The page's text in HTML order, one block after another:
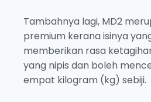
Tambahnya lagi, MD2
premium kerana isinya
memberikan rasa
yang nipis dan boleh
empat kilogram (kg) sebiji.